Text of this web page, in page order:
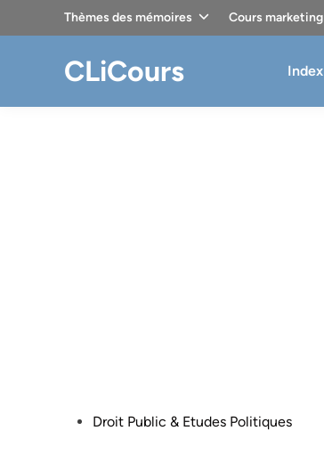
Thèmes des mémoires Cours marketing
CLiCours Index
PostedDroit Public & Etudes Politiques